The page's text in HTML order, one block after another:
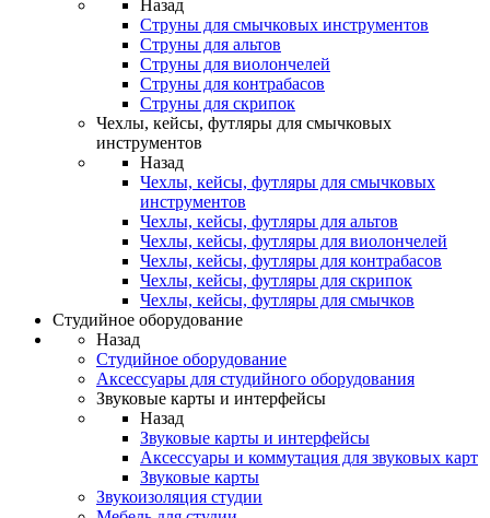
Назад
Струны для смычковых инструментов
Струны для альтов
Струны для виолончелей
Струны для контрабасов
Струны для скрипок
Чехлы, кейсы, футляры для смычковых
инструментов
Назад
Чехлы, кейсы, футляры для смычковых
инструментов
Чехлы, кейсы, футляры для альтов
Чехлы, кейсы, футляры для виолончелей
Чехлы, кейсы, футляры для контрабасов
Чехлы, кейсы, футляры для скрипок
Чехлы, кейсы, футляры для смычков
Студийное оборудование
Назад
Студийное оборудование
Аксессуары для студийного оборудования
Звуковые карты и интерфейсы
Назад
Звуковые карты и интерфейсы
Аксессуары и коммутация для звуковых карт
Звуковые карты
Звукоизоляция студии